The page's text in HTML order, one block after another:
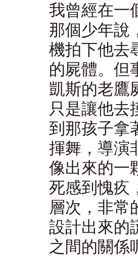
我曾經在一
那個少年說
機拍下他去
的屍體。但
凱斯的老鷹
只是讓他去
到那孩子拿
揮舞，導演
像出來的一
死感到愧疚
層次，非常
設計出來的
之間的關係